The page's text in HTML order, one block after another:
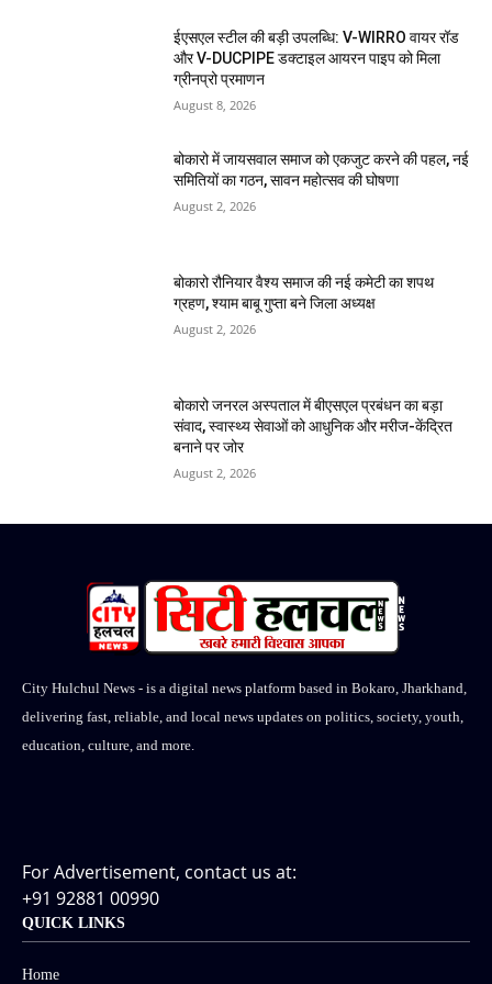
ईएसएल स्टील की बड़ी उपलब्धि: V-WIRRO वायर रॉड
और V-DUCPIPE डक्टाइल आयरन पाइप को मिला
ग्रीनप्रो प्रमाणन
August 8, 2026
बोकारो में जायसवाल समाज को एकजुट करने की पहल, नई
समितियों का गठन, सावन महोत्सव की घोषणा
August 2, 2026
बोकारो रौनियार वैश्य समाज की नई कमेटी का शपथ
ग्रहण, श्याम बाबू गुप्ता बने जिला अध्यक्ष
August 2, 2026
बोकारो जनरल अस्पताल में बीएसएल प्रबंधन का बड़ा
संवाद, स्वास्थ्य सेवाओं को आधुनिक और मरीज-केंद्रित
बनाने पर जोर
August 2, 2026
City Hulchul News - is a digital news platform based in Bokaro, Jharkhand,
delivering fast, reliable, and local news updates on politics, society, youth,
education, culture, and more.
For Advertisement, contact us at:
+91 92881 00990
QUICK LINKS
Home